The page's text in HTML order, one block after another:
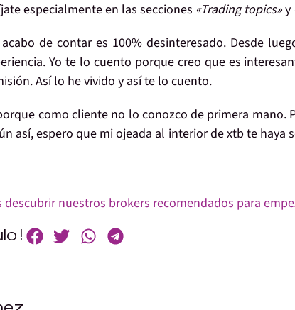
especialmente en las secciones «Trading topics»y
de contar es 100% desinteresado. Desde
Yo te lo cuento porque creo que es
Así lo he vivido y así te lo cuento.
como cliente no lo conozco de primera mano.
así,espero que mi ojeada al interior de xtbte haya
descubrir nuestros brokers recomendados para
!